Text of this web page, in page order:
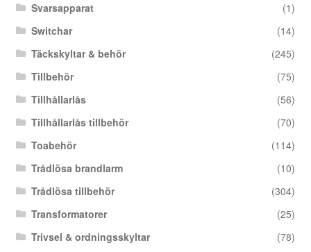
Svarsapparat
(1)
Switchar
(14)
Täckskyltar & behör
(245)
Tillbehör
(75)
Tillhållarlås
(56)
Tillhållarlås tillbehör
(70)
Toabehör
(114)
Trådlösa brandlarm
(10)
Trådlösa tillbehör
(304)
Transformatorer
(25)
Trivsel & ordningsskyltar
(78)